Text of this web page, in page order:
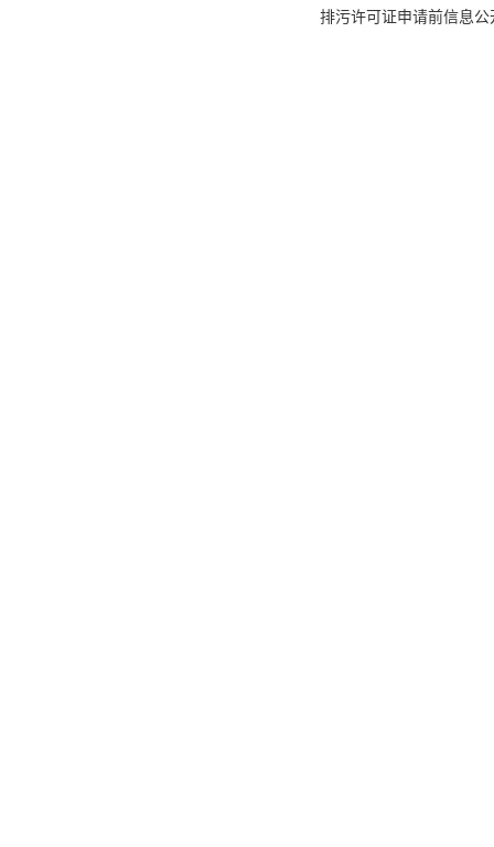
排污许可证申请前信息